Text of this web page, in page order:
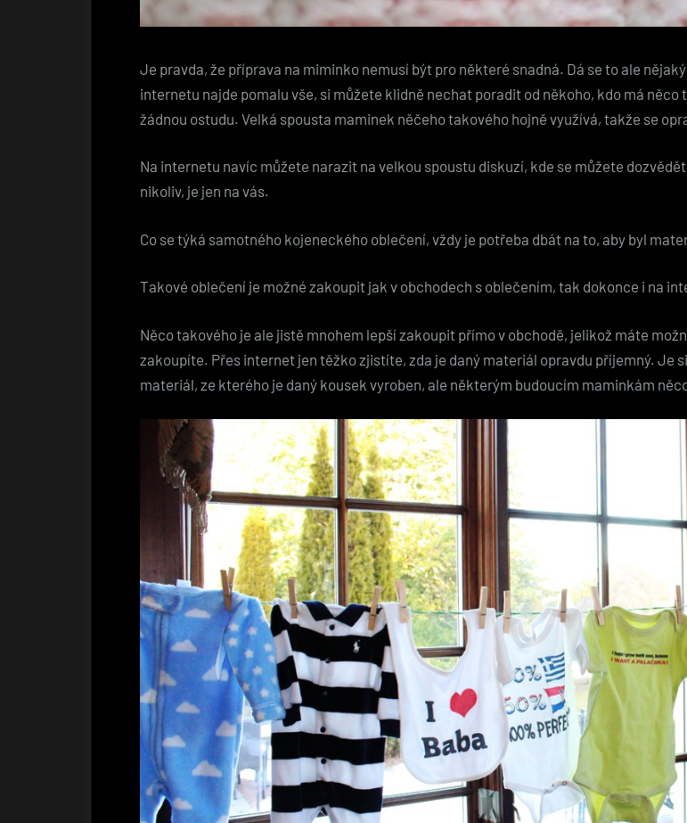
Je pravda, že příprava na miminko nemusí být pro některé snadná. Dá se to ale
internetu najde pomalu vše, si můžete klidně nechat poradit od někoho, kdo má něco
žádnou ostudu. Velká spousta maminek něčeho takového hojně využívá, takže se
Na internetu navíc můžete narazit na velkou spoustu diskuzí, kde se můžete
nikoliv, je jen na vás.
Co se týká samotného kojeneckého oblečení, vždy je potřeba dbát na to, aby byl
Takové oblečení je možné zakoupit jak v obchodech s oblečením, tak dokonce i na
Něco takového je ale jistě mnohem lepší zakoupit přímo v obchodě, jelikož máte
zakoupíte. Přes internet jen těžko zjistíte, zda je daný materiál opravdu příjemný. Je
materiál, ze kterého je daný kousek vyroben, ale některým budoucím maminkám